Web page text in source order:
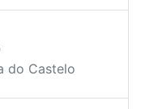
do Castelo